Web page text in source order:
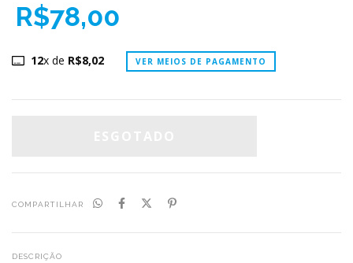
R$78,00
12x de R$8,02 VER MEIOS DE PAGAMENTO
COMPARTILHAR
DESCRIÇÃO